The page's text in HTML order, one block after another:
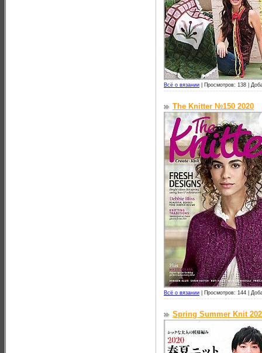
Всё о вязании Просмотров: 138 |
The Knitter №150 2020
Всё о вязании Просмотров: 144 |
Spring Summer Knit